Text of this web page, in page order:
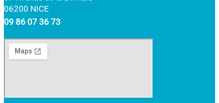
06200 NICE
09 86 07 36 73